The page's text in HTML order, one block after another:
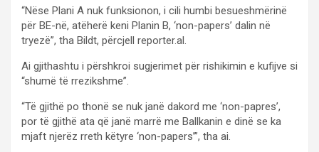
“Nëse Plani A nuk funksionon, i cili humbi besueshmërinë
për BE-në, atëherë keni Planin B, ‘non-papers’ dalin në
tryezë”, tha Bildt, përcjell reporter.al.
Ai gjithashtu i përshkroi sugjerimet për rishikimin e kufijve si
“shumë të rrezikshme”.
“Të gjithë po thonë se nuk janë dakord me ‘non-papres’,
por të gjithë ata që janë marrë me Ballkanin e dinë se ka
mjaft njerëz rreth këtyre ‘non-papers’”, tha ai.